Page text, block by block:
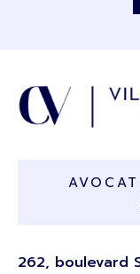
262, boulevard